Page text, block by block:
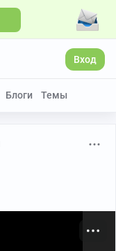
Вход
Блоги Темы
Больше видео